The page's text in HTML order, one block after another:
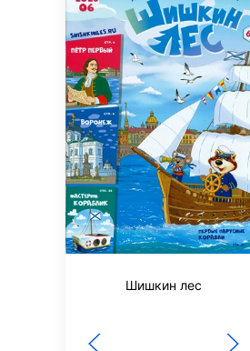
Шишкин лес